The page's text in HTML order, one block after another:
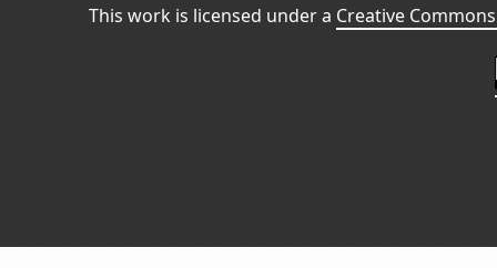
This work is licensed under a Creative